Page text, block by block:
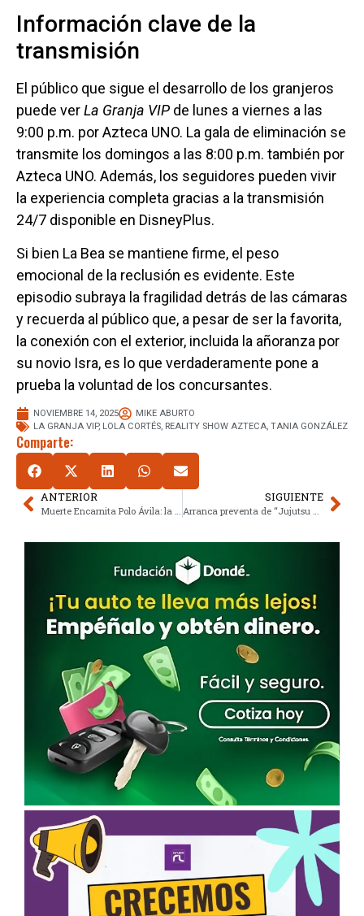
Información clave de la
transmisión
El público que sigue el desarrollo de los granjeros
puede verLa Granja VIP de lunes a viernes a las
9:00 p.m. por Azteca UNO. La gala de eliminación se
transmite los domingos a las 8:00 p.m. también por
Azteca UNO. Además, los seguidores pueden vivir
la experiencia completa gracias a la transmisión
24/7 disponible en DisneyPlus.
Si bien La Bea se mantiene firme, el peso
emocional de la reclusión es evidente. Este
episodio subraya la fragilidad detrás de las cámaras
y recuerda al público que, a pesar de ser la favorita,
la conexión con el exterior, incluida la añoranza por
su novio Isra, es lo que verdaderamente pone a
prueba la voluntad de los concursantes.
NOVIEMBRE 14, 2025
MIKE ABURTO
LA GRANJA VIP, LOLA CORTÉS, REALITY SHOW AZTECA, TANIA GONZÁLEZ
Comparte:
ANTERIOR
Muerte Encarnita Polo Ávila: la leyenda de la copla que habría sido asesinada
SIGUIENTE
Arranca preventa de “Jujutsu Kaisen: Ejecución”: el regreso de Yuta Okkotsu